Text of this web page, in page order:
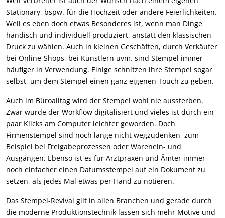
Stationary, bspw. für die Hochzeit oder andere Feierlichkeiten.
Weil es eben doch etwas Besonderes ist, wenn man Dinge
händisch und individuell produziert, anstatt den klassischen
Druck zu wählen. Auch in kleinen Geschäften, durch Verkäufer
bei Online-Shops, bei Künstlern uvm. sind Stempel immer
häufiger in Verwendung. Einige schnitzen ihre Stempel sogar
selbst, um dem Stempel einen ganz eigenen Touch zu geben.
Auch im Büroalltag wird der Stempel wohl nie aussterben.
Zwar wurde der Workflow digitalisiert und vieles ist durch ein
paar Klicks am Computer leichter geworden. Doch
Firmenstempel sind noch lange nicht wegzudenken, zum
Beispiel bei Freigabeprozessen oder Warenein- und
Ausgängen. Ebenso ist es für Arztpraxen und Ämter immer
noch einfacher einen Datumsstempel auf ein Dokument zu
setzen, als jedes Mal etwas per Hand zu notieren.
Das Stempel-Revival gilt in allen Branchen und gerade durch
die moderne Produktionstechnik lassen sich mehr Motive und